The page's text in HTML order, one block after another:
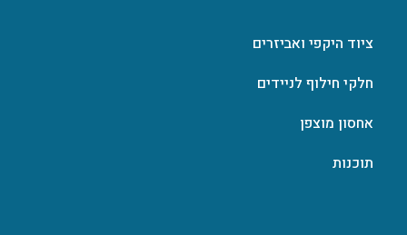
ציוד היקפי ואביזרים
חלקי חילוף לניידים
אחסון מוצפן
תוכנות